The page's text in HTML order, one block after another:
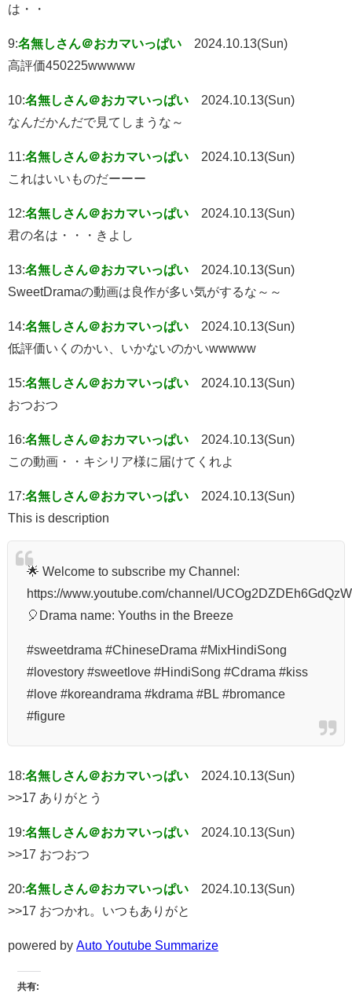
は・・
9:名無しさん＠おカマいっぱい
2024.10.13(Sun)
高評価450225wwwww
10:名無しさん＠おカマいっぱい
2024.10.13(Sun)
なんだかんだで見てしまうな～
11:名無しさん＠おカマいっぱい
2024.10.13(Sun)
これはいいものだーーー
12:名無しさん＠おカマいっぱい
2024.10.13(Sun)
君の名は・・・きよし
13:名無しさん＠おカマいっぱい
2024.10.13(Sun)
SweetDramaの動画は良作が多い気がするな～～
14:名無しさん＠おカマいっぱい
2024.10.13(Sun)
低評価いくのかい、いかないのかいwwwww
15:名無しさん＠おカマいっぱい
2024.10.13(Sun)
おつおつ
16:名無しさん＠おカマいっぱい
2024.10.13(Sun)
この動画・・キシリア様に届けてくれよ
17:名無しさん＠おカマいっぱい
2024.10.13(Sun)
This is description
🌟 Welcome to subscribe my Channel:
https://www.youtube.com/channel/
🎈Drama name: Youths in the Breeze
#sweetdrama #ChineseDrama #MixHindiSong
#lovestory #sweetlove #HindiSong #Cdrama #kiss
#love #koreandrama #kdrama #BL #bromance
#figure
18:名無しさん＠おカマいっぱい
2024.10.13(Sun)
>>17 ありがとう
19:名無しさん＠おカマいっぱい
2024.10.13(Sun)
>>17 おつおつ
20:名無しさん＠おカマいっぱい
2024.10.13(Sun)
>>17 おつかれ。いつもありがと
powered by Auto Youtube Summarize
共有: